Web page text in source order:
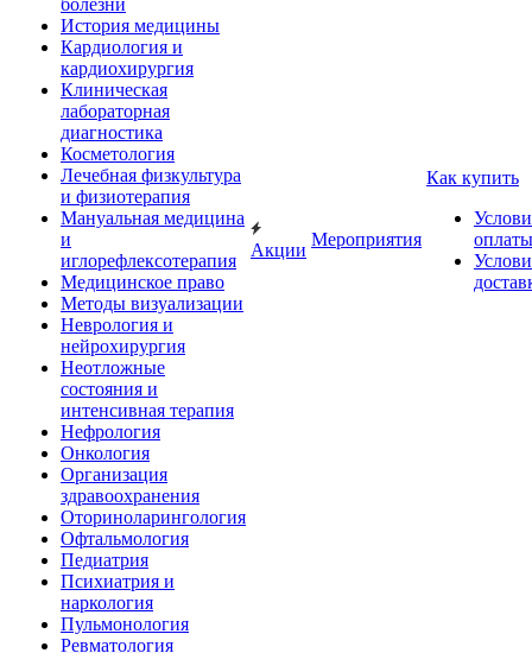
болезни
История медицины
Кардиология и
кардиохирургия
Клиническая
лабораторная
диагностика
Косметология
Лечебная физкультура
и физиотерапия
Мануальная медицина
и
иглорефлексотерапия
Медицинское право
Методы визуализации
Неврология и
нейрохирургия
Неотложные
состояния и
интенсивная терапия
Нефрология
Онкология
Организация
здравоохранения
Оториноларингология
Офтальмология
Педиатрия
Психиатрия и
наркология
Пульмонология
Ревматология
Акции
Мероприятия
Как купить
оплаты